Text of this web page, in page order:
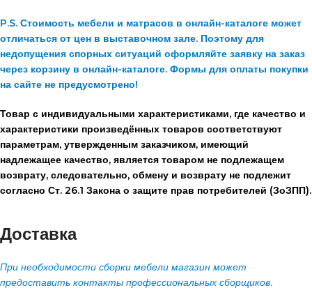
P.S. Стоимость мебели и матрасов в онлайн-каталоге может
отличаться от цен в выставочном зале. Поэтому для
недопущения спорных ситуаций оформляйте заявку на заказ
через корзину в онлайн-каталоге. Формы для оплаты покупки
на сайте не предусмотрено!
Товар с индивидуальными характеристиками, где качество и
характеристики произведённых товаров соответствуют
параметрам, утвержденным заказчиком, имеющий
надлежащее качество, является товаром не подлежащем
возврату, следовательно, обмену и возврату не подлежит
согласно Ст. 26.1 Закона о защите прав потребителей (ЗоЗПП).
Доставка
При необходимости сборки мебели магазин может
предоставить контакты профессиональных сборщиков.